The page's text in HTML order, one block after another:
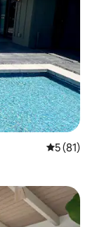
5 (81)